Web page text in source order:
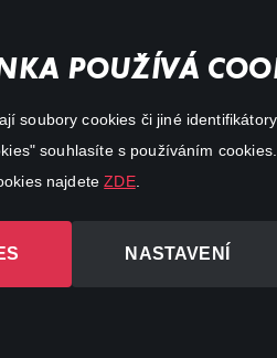
POUŽÍVÁ
soubory cookies či jiné
souhlasíte s používáním
najdeteZDE.
NASTAVENÍ